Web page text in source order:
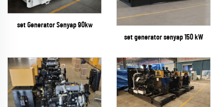
set Generator Senyap 90kw
set generator senyap 150 kW